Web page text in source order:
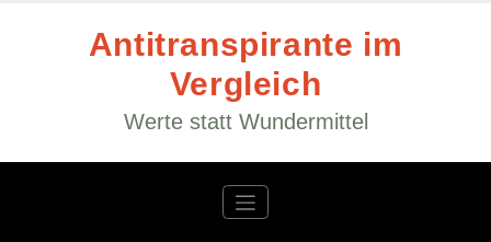
Antitranspirante im
Vergleich
Werte statt Wundermittel